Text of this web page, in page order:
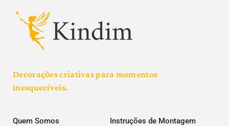
Decorações criativas para momentos
inesquecíveis.
Quem Somos Instruções de Montagem